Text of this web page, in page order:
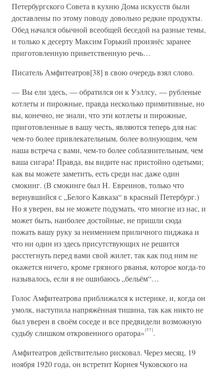
Петербургского Совета в кухню Дома искусств были
доставлены по этому поводу довольно редкие продукты.
Обед начался обычной всеобщей беседой на разные темы,
и только к десерту Максим Горький произнёс заранее
приготовленную приветственную речь…
Писатель Амфитеатров[38] в свою очередь взял слово.
— Вы ели здесь, — обратился он к Уэллсу, — рубленые
котлеты и пирожные, правда несколько примитивные, но
вы, конечно, не знали, что эти котлеты и пирожные,
приготовленные в вашу честь, являются теперь для нас
чем-то более привлекательным, более волнующим, чем
наша встреча с вами, чем-то более соблазнительным, чем
ваша сигара! Правда, вы видите нас пристойно одетыми;
как вы можете заметить, есть среди нас даже один
смокинг. (В смокинге был Н. Евреинов, только что
вернувшийся с „Белого Кавказа“ в красный Петербург.)
Но я уверен, вы не можете подумать, что многие из нас, и
может быть, наиболее достойные, не пришли сюда
пожать вашу руку за неимением приличного пиджака и
что ни один из здесь присутствующих не решится
расстегнуть перед вами свой жилет, так как под ним не
окажется ничего, кроме грязного рванья, которое когда-то
называлось, если я не ошибаюсь „бельём“…
Голос Амфитеатрова приближался к истерике, и, когда он
умолк, наступила напряжённая тишина, так как никто не
был уверен в своём соседе и все предвидели возможную
судьбу слишком откровенного оратора»{57}.
Амфитеатров действительно рисковал. Через месяц, 19
ноября 1920 года, он встретит Корнея Чуковского на